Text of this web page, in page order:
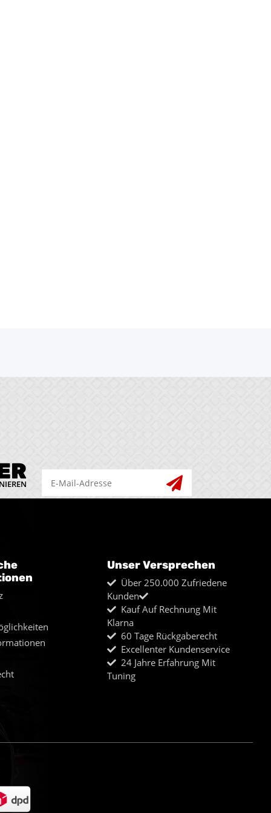
Unser Versprechen
Über 250.000 Zufriedene
Kunden
Kauf Auf Rechnung Mit
Klarna
60 Tage Rückgaberecht
Excellenter Kundenservice
24 Jahre Erfahrung Mit
Tuning